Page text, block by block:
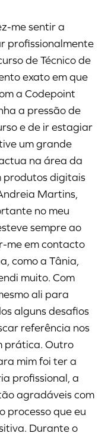
me sentir a
profissionalmente
de Técnico de
exato em que
a Codepoint
a pressão de
e de ir estagiar
um grande
na área da
produtos digitais
Martins,
no meu
sempre ao
me em contacto
como a Tânia,
muito. Com
ali para
alguns desafios
referência nos
prática. Outro
mim foi ter a
profissional, a
agradáveis com
processo que eu
Durante o